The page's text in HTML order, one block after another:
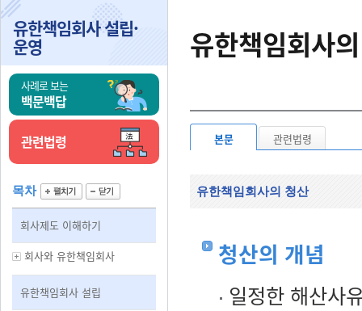
유한책임회사 설립·
운영
사례로 보는
백문백답
관련법령
목차
회사제도 이해하기
회사와 유한책임회사
유한책임회사 설립
유한책임회사
본문 관련법령
유한책임회사의 청산
청산의 개념
일정한 해산사